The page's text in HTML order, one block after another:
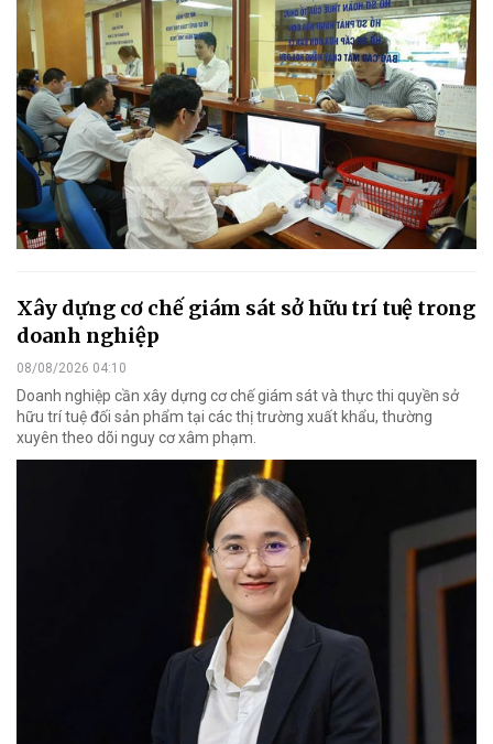
Xây dựng cơ chế giám sát sở hữu trí tuệ trong
doanh nghiệp
08/08/2026 04:10
Doanh nghiệp cần xây dựng cơ chế giám sát và thực thi quyền sở
hữu trí tuệ đối sản phẩm tại các thị trường xuất khẩu, thường
xuyên theo dõi nguy cơ xâm phạm.